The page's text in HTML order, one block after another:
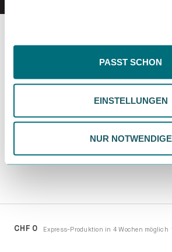
der EU, beispielsweise in den USA,
Inhalte eingeschränkt sein könnten.
deiner Präferenzen. Du kannst deine
ändern. Weitere Informationen findest
Datenschutzrichtlinie.
PASST SCHON
EINSTELLUNGEN
NUR NOTWENDIGE
CHF 0 Express-Produktion in 4 Wochen möglich